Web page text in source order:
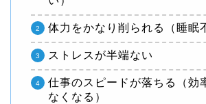
体力をかなり削られる（睡眠
ストレスが半端ない
仕事のスピードが落ちる（効
なくなる）